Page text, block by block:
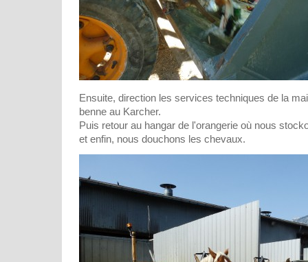
Ensuite, direction les services techniques de la
benne au Karcher.
Puis retour au hangar de l'orangerie où nous
et enfin, nous douchons les chevaux.